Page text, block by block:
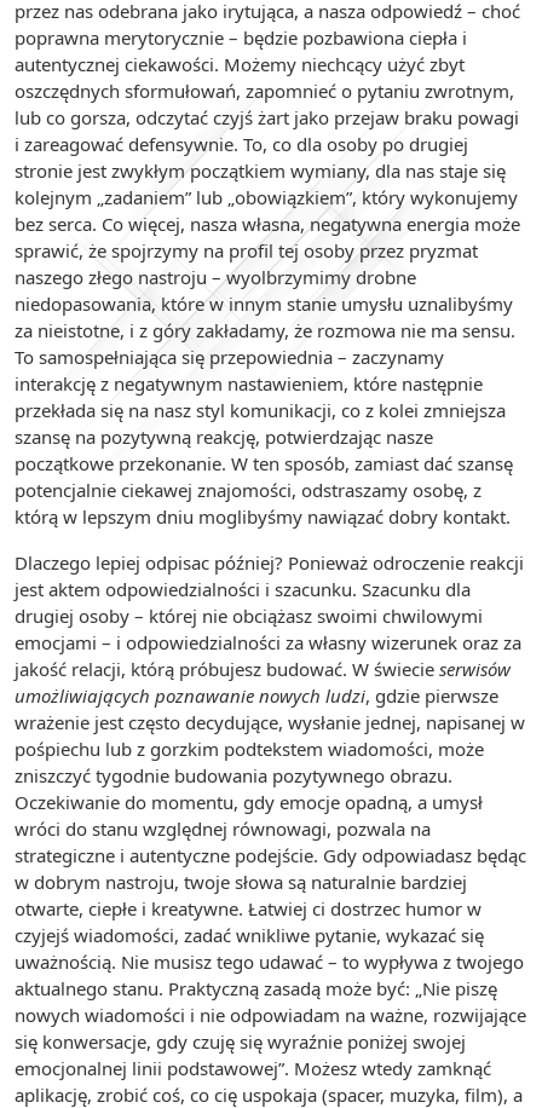
przez nas odebrana jako irytująca, a nasza odpowiedź – choć
poprawna merytorycznie – będzie pozbawiona ciepła i
autentycznej ciekawości. Możemy niechcący użyć zbyt
oszczędnych sformułowań, zapomnieć o pytaniu zwrotnym,
lub co gorsza, odczytać czyjś żart jako przejaw braku powagi
i zareagować defensywnie. To, co dla osoby po drugiej
stronie jest zwykłym początkiem wymiany, dla nas staje się
kolejnym „zadaniem” lub „obowiązkiem”, który wykonujemy
bez serca. Co więcej, nasza własna, negatywna energia może
sprawić, że spojrzymy na profil tej osoby przez pryzmat
naszego złego nastroju – wyolbrzymimy drobne
niedopasowania, które w innym stanie umysłu uznalibyśmy
za nieistotne, i z góry zakładamy, że rozmowa nie ma sensu.
To samospełniająca się przepowiednia – zaczynamy
interakcję z negatywnym nastawieniem, które następnie
przekłada się na nasz styl komunikacji, co z kolei zmniejsza
szansę na pozytywną reakcję, potwierdzając nasze
początkowe przekonanie. W ten sposób, zamiast dać szansę
potencjalnie ciekawej znajomości, odstraszamy osobę, z
którą w lepszym dniu moglibyśmy nawiązać dobry kontakt.
Dlaczego lepiej odpisac później? Ponieważ odroczenie reakcji
jest aktem odpowiedzialności i szacunku. Szacunku dla
drugiej osoby – której nie obciążasz swoimi chwilowymi
emocjami – i odpowiedzialności za własny wizerunek oraz za
jakość relacji, którą próbujesz budować. W świecie serwisów
umożliwiających poznawanie nowych ludzi, gdzie pierwsze
wrażenie jest często decydujące, wysłanie jednej, napisanej w
pośpiechu lub z gorzkim podtekstem wiadomości, może
zniszczyć tygodnie budowania pozytywnego obrazu.
Oczekiwanie do momentu, gdy emocje opadną, a umysł
wróci do stanu względnej równowagi, pozwala na
strategiczne i autentyczne podejście. Gdy odpowiadasz będąc
w dobrym nastroju, twoje słowa są naturalnie bardziej
otwarte, ciepłe i kreatywne. Łatwiej ci dostrzec humor w
czyjejś wiadomości, zadać wnikliwe pytanie, wykazać się
uważnością. Nie musisz tego udawać – to wypływa z twojego
aktualnego stanu. Praktyczną zasadą może być: „Nie piszę
nowych wiadomości i nie odpowiadam na ważne, rozwijające
się konwersacje, gdy czuję się wyraźnie poniżej swojej
emocjonalnej linii podstawowej”. Możesz wtedy zamknąć
aplikację, zrobić coś, co cię uspokaja (spacer, muzyka, film), a